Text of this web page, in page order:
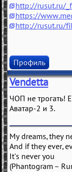
http://rusut.ru/
https://
http://rusut.ru/
Профиль
Vendetta
ЧОП не трогать!
Аватар-2 и 3.
My dreams, they
And if they ever,
It's never you
(Phantogram –